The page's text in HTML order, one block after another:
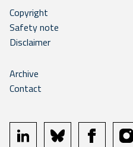
Copyright
Safety note
Disclaimer
Archive
Contact
linkedin bluesky facebook